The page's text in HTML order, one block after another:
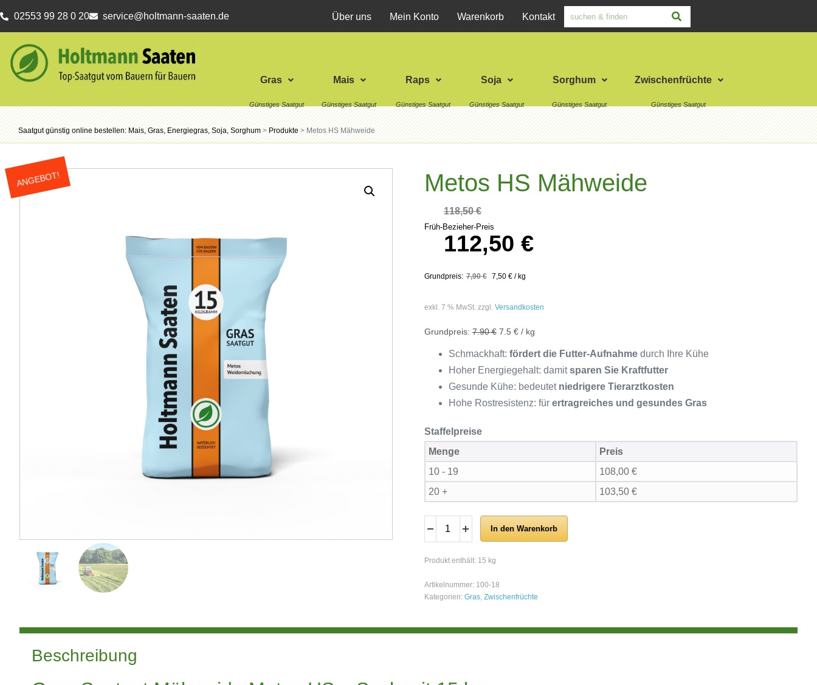
02553 99 28 0 20 service@holtmann-saaten.de Über uns Mein Konto Warenkorb Kontakt
Gras Mais Raps Soja Sorghum Zwischenfrüchte
Saatgut günstig online bestellen: Mais, Gras, Energiegras, Soja, Sorghum>Produkte>Metos HS Mähweide
ANGEBOT! Metos HS Mähweide
118,50€
Früh-Bezieher-Preis
112,50 €
7,90€ 7,50 €/kg
exkl. 7 % MwSt. zzgl. Versandkosten
7.90 €7.5 € / kg
Schmackhaft: fördert die Futter-Aufnahmedurch Ihre Kühe
Hoher Energiegehalt: damitsparen Sie Kraftfutter
Gesunde Kühe: bedeutet niedrigere Tierarztkosten
Hohe Rostresistenz: für ertragreiches und gesundes Gras
Staffelpreise
Menge
Preis
10 - 19
108,00 €
20 +
103,50 €
In den Warenkorb
Produkt enthält: 15 kg
Artikelnummer: 100-18
Kategorien: Gras, Zwischenfrüchte
Beschreibung